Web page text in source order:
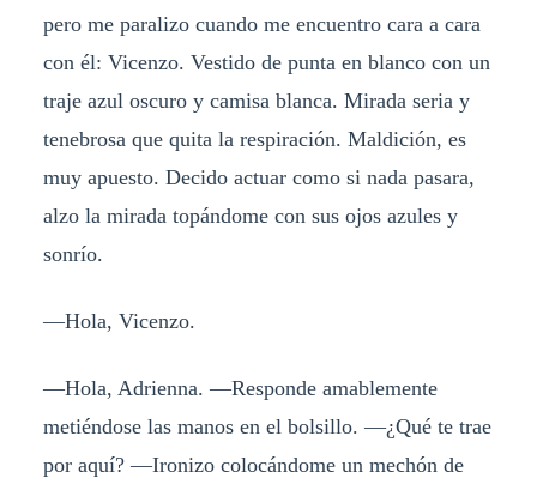
pero me paralizo cuando me encuentro cara a cara
con él: Vicenzo. Vestido de punta en blanco con un
traje azul oscuro y camisa blanca. Mirada seria y
tenebrosa que quita la respiración. Maldición, es
muy apuesto. Decido actuar como si nada pasara,
alzo la mirada topándome con sus ojos azules y
sonrío.
—Hola, Vicenzo.
—Hola, Adrienna. —Responde amablemente
metiéndose las manos en el bolsillo. —¿Qué te trae
por aquí? —Ironizo colocándome un mechón de